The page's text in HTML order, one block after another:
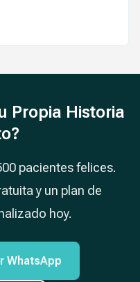
Propia Historia
pacientes felices.
y un plan de
hoy.
WhatsApp